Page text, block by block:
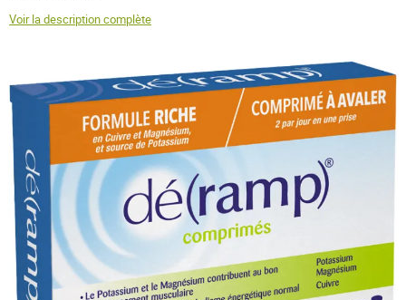
Voir la description complète